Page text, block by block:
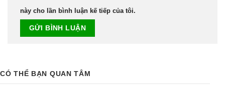
CÓ THỂ BẠN QUAN TÂM
này cho lần bình luận kế tiếp của tôi.